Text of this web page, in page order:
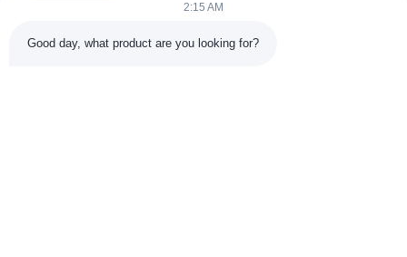
2:15 AM
Good day, what product are you looking for?